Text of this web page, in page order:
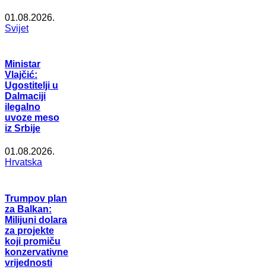
01.08.2026.
Svijet
Ministar
Vlajčić:
Ugostitelji u
Dalmaciji
ilegalno
uvoze meso
iz Srbije
01.08.2026.
Hrvatska
Trumpov plan
za Balkan:
Milijuni dolara
za projekte
koji promiču
konzervativne
vrijednosti